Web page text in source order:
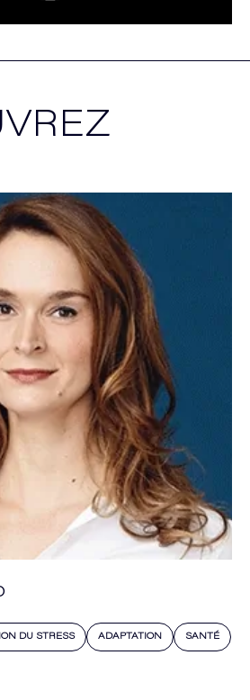
DU STRESS ADAPTATION SANTÉ